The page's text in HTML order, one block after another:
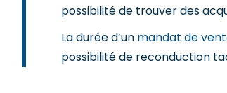
possibilité de trouver des
La durée d’un mandat de
possibilité de reconduction